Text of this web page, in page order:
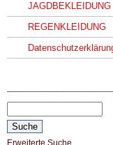
JAGDBEKLEIDUNG
REGENKLEIDUNG
Erweiterte Suche